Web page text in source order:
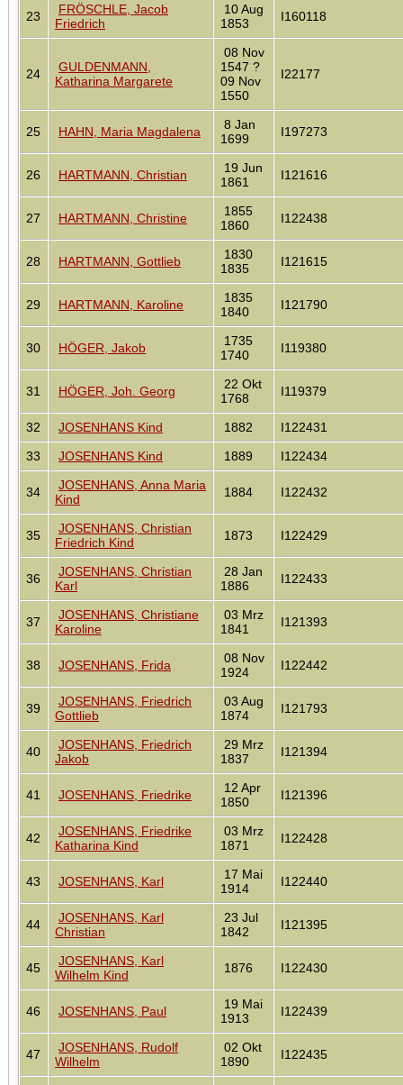
23
FRÖSCHLE, Jacob
Friedrich
10 Aug
1853
I160118
24
GULDENMANN,
Katharina Margarete
08 Nov
1547 ?
09 Nov
1550
I22177
25 HAHN, Maria Magdalena
8 Jan
1699
I197273
26 HARTMANN, Christian
19 Jun
1861
I121616
27 HARTMANN, Christine
1855
1860
I122438
28 HARTMANN, Gottlieb
1830
1835
I121615
29 HARTMANN, Karoline
1835
1840
I121790
30 HÖGER, Jakob
1735
1740
I119380
31 HÖGER, Joh. Georg
22 Okt
1768
I119379
32 JOSENHANS Kind 1882
I122431
33
JOSENHANS Kind 1889 I122434
34
JOSENHANS, Anna Maria
Kind
1884 I122432
35
JOSENHANS, Christian
Friedrich Kind
1873 I122429
36
JOSENHANS, Christian
Karl
28 Jan
1886
I122433
37
JOSENHANS, Christiane
Karoline
03 Mrz
1841
I121393
38 JOSENHANS, Frida
08 Nov
1924
I122442
39
JOSENHANS, Friedrich
Gottlieb
03 Aug
1874
I121793
40
JOSENHANS, Friedrich
Jakob
29 Mrz
1837
I121394
41 JOSENHANS, Friedrike
12 Apr
1850
I121396
42
JOSENHANS, Friedrike
Katharina Kind
03 Mrz
1871
I122428
43 JOSENHANS, Karl
17 Mai
1914
I122440
44
JOSENHANS, Karl
Christian
23 Jul
1842
I121395
45
JOSENHANS, Karl
Wilhelm Kind
1876 I122430
46 JOSENHANS, Paul
19 Mai
1913
I122439
47
JOSENHANS, Rudolf
Wilhelm
02 Okt
1890
I122435